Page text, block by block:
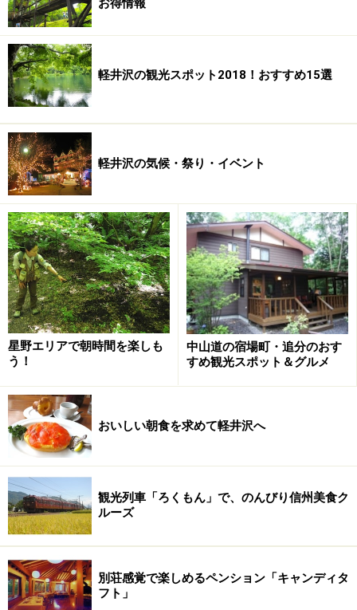
在でも約2,000枚残されています。 この棚田には「棚田
貸します制度」があって、田植え・草刈・稲刈りが出来
る体験コースと、農作業に参加できない人のための保全
コースが設けられています。（募集期間：毎年4月1日～
2月末日・問合せ先：千曲市役所経済部農林課/026-275-
1050）
旧国鉄三大車窓の一つ、JR)篠ノ井線姨捨駅
の景観
旧国鉄三大車窓の一つJR)篠ノ井線姨捨駅
私がはじめて見た姨捨の風景は、JR)姨捨駅からの車窓か
らでした。JR)篠ノ井線を松本方面から長野駅に向かう途
中、山間にある冠着駅を出て長い冠着トンネルを抜ける
軽井沢の観光スポット2018！おすすめ15選
軽井沢の気候・祭り・イベント
星野エリアで朝時間を楽しも
う！
中山道の宿場町・追分のおす
すめ観光スポット＆グルメ
おいしい朝食を求めて軽井沢へ
観光列車「ろくもん」で、のんびり信州美食ク
ルーズ
別荘感覚で楽しめるペンション「キャンディタ
フト」